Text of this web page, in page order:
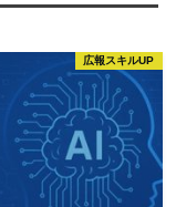
広報スキルUP